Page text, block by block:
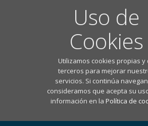
Uso de
Cookies
Utilizamos cookies propias y
terceros para mejorar
servicios. Si continúa
consideramos que acepta su
información en laPolítica de